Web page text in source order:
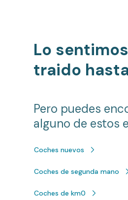
Lo
traido
Pero puedes
alguno de estos
Coches nuevos
Coches de segunda mano
Coches de km0